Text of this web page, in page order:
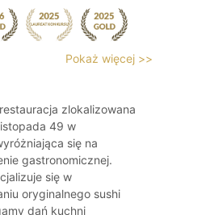
Pokaż więcej >>
zlokalizowana
49 w
się na
gastronomicznej.
się w
oryginalnego sushi
dań kuchni